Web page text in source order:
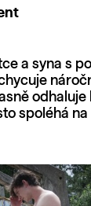
a syna s
odhaluje
spoléhá na